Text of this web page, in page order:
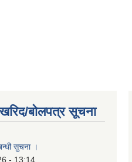
बोलपत्र सूचना
सुचना ।
- 13:14